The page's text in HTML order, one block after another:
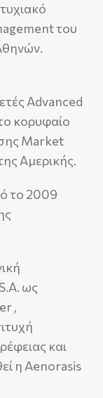
του
Advanced
κορυφαίο
Market
Αμερικής.
το 2009
ως
,
και
η Aenorasis